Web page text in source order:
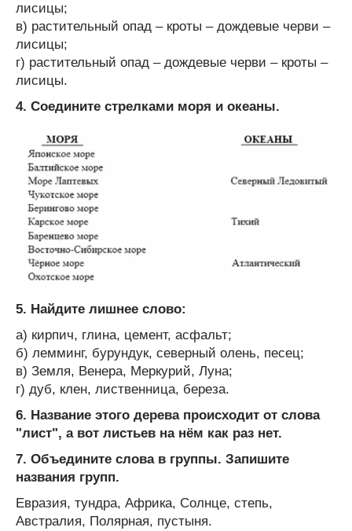
лисицы;
в) растительный опад – кроты – дождевые черви –
лисицы;
г) растительный опад – дождевые черви – кроты –
лисицы.
4. Соедините стрелками моря и океаны.
5. Найдите лишнее слово:
а) кирпич, глина, цемент, асфальт;
б) лемминг, бурундук, северный олень, песец;
в) Земля, Венера, Меркурий, Луна;
г) дуб, клен, лиственница, береза.
6. Название этого дерева происходит от слова
"лист", а вот листьев на нём как раз нет.
7. Объедините слова в группы. Запишите
названия групп.
Евразия, тундра, Африка, Солнце, степь,
Австралия, Полярная, пустыня.